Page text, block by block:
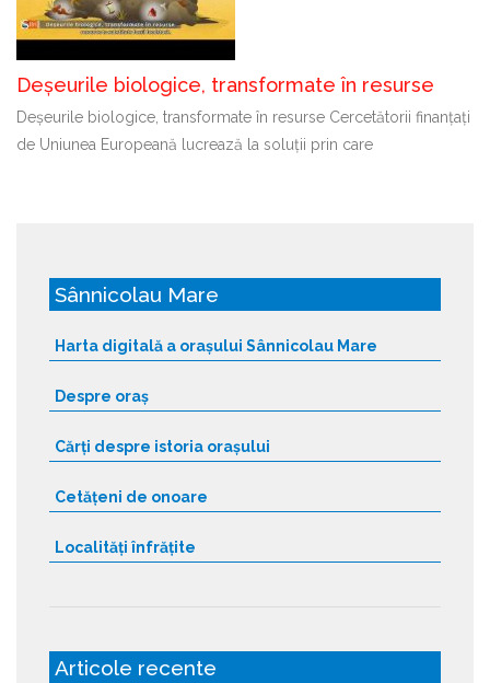
Deșeurile biologice, transformate în resurse
Deșeurile biologice, transformate în resurse Cercetătorii finanțați
de Uniunea Europeană lucrează la soluții prin care
Sânnicolau Mare
Harta digitală a orașului Sânnicolau Mare
Despre oraș
Cărți despre istoria orașului
Cetățeni de onoare
Localități înfrățite
Articole recente